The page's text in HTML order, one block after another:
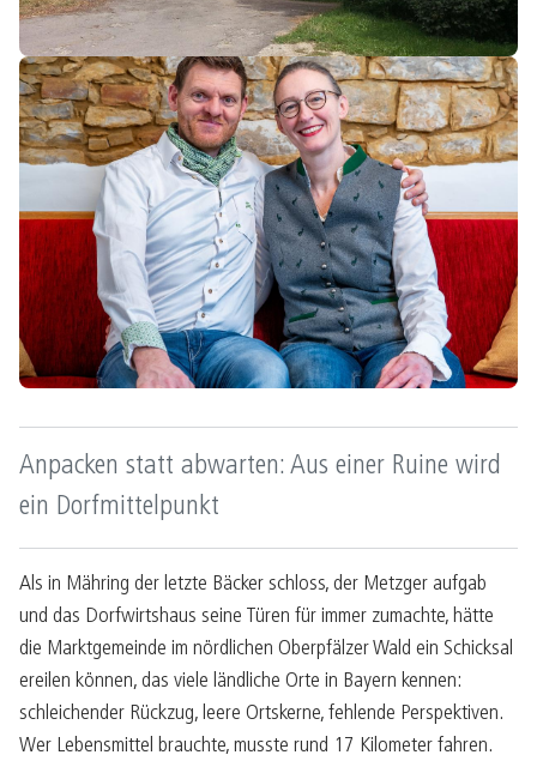
Anpacken statt abwarten: Aus einer Ruine wird
ein Dorfmittelpunkt
Als in Mähring der letzte Bäcker schloss, der Metzger aufgab
und das Dorfwirtshaus seine Türen für immer zumachte, hätte
die Marktgemeinde im nördlichen Oberpfälzer Wald ein Schicksal
ereilen können, das viele ländliche Orte in Bayern kennen:
schleichender Rückzug, leere Ortskerne, fehlende Perspektiven.
Wer Lebensmittel brauchte, musste rund 17 Kilometer fahren.